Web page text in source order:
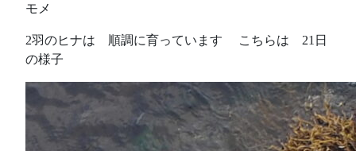
モメ
2羽のヒナは 順調に育っています こちらは 21日
の様子